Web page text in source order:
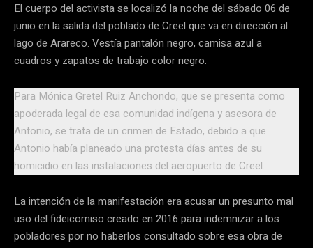
El cuerpo del activista se localizó la noche del sábado 06 de
junio en la salida del poblado de Creel que va en dirección al
lago de Arareco. Vestía pantalón negro, camisa azul a
cuadros y zapatos de trabajo color negro.
Para Mónica Gretel Ruiz Anchondo, que se presenta como
apoderada legal de esa comunidad indígena y asesora de
Antonio, se trata de un crimen de Estado, debido a que
Antonio había planeado una protesta días antes de su
homicidio en las instalaciones del aeropuerto de Creel.
La intención de la manifestación era acusar un presunto mal
uso del fideicomiso creado en 2016 para indemnizar a los
pobladores por no haberlos consultado sobre esa obra de